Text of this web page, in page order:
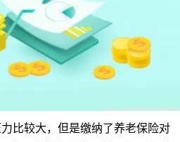
比较大，但是缴纳了养老保险对